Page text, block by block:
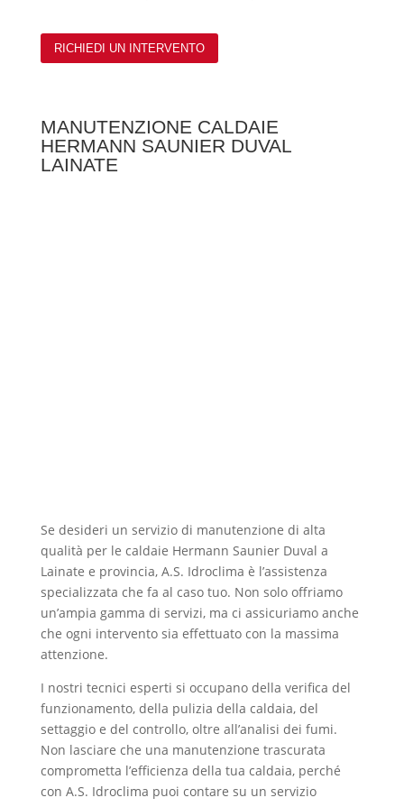
RICHIEDI UN INTERVENTO
MANUTENZIONE CALDAIE
HERMANN SAUNIER DUVAL
LAINATE
Se desideri un servizio di manutenzione di alta
qualità per le caldaie Hermann Saunier Duval a
Lainate e provincia, A.S. Idroclima è l’assistenza
specializzata che fa al caso tuo. Non solo offriamo
un’ampia gamma di servizi, ma ci assicuriamo anche
che ogni intervento sia effettuato con la massima
attenzione.
I nostri tecnici esperti si occupano della verifica del
funzionamento, della pulizia della caldaia, del
settaggio e del controllo, oltre all’analisi dei fumi.
Non lasciare che una manutenzione trascurata
comprometta l’efficienza della tua caldaia, perché
con A.S. Idroclima puoi contare su un servizio